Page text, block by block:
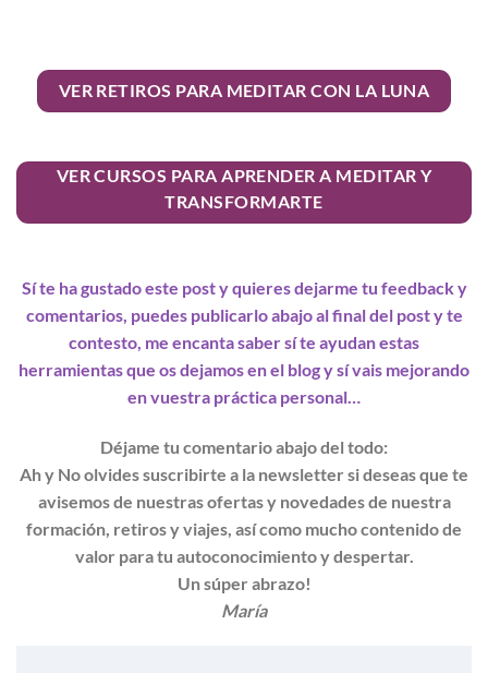
VER RETIROS PARA MEDITAR CON LA LUNA
VER CURSOS PARA APRENDER A MEDITAR Y
TRANSFORMARTE
Sí te ha gustado este post y quieres dejarme tu feedback y
comentarios, puedes publicarlo abajo al final del post y te
contesto, me encanta saber sí te ayudan estas
herramientas que os dejamos en el blog y sí vais mejorando
en vuestra práctica personal…
Déjame tu comentario abajo del todo:
Ah y No olvides suscribirte a la newsletter si deseas que te
avisemos de nuestras ofertas y novedades de nuestra
formación, retiros y viajes, así como mucho contenido de
valor para tu autoconocimiento y despertar.
Un súper abrazo!
María